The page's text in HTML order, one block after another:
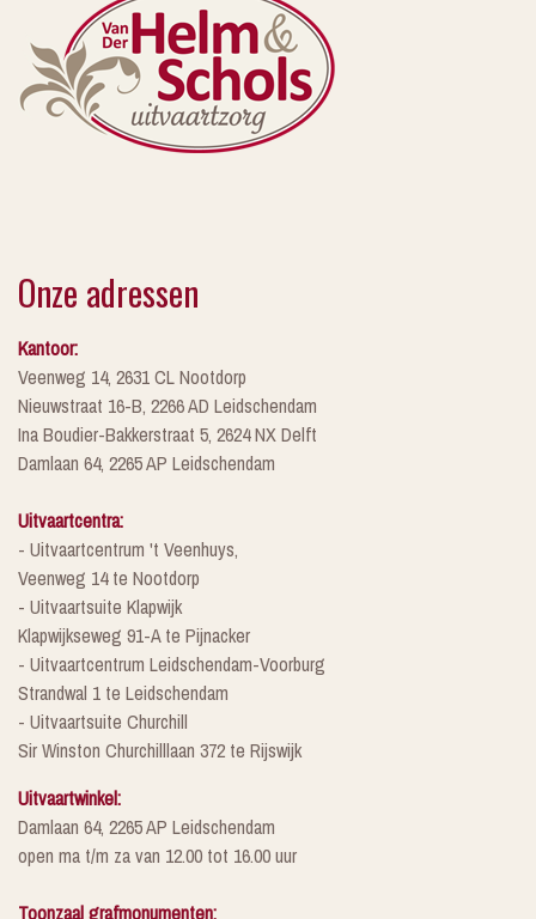
Onze adressen
Kantoor:
Veenweg 14, 2631 CL Nootdorp
Nieuwstraat 16-B, 2266 AD Leidschendam
Ina Boudier-Bakkerstraat 5, 2624 NX Delft
Damlaan 64, 2265 AP Leidschendam
Uitvaartcentra:
- Uitvaartcentrum 't Veenhuys,
Veenweg 14 te Nootdorp
- Uitvaartsuite Klapwijk
Klapwijkseweg 91-A te Pijnacker
- Uitvaartcentrum Leidschendam-Voorburg
Strandwal 1 te Leidschendam
- Uitvaartsuite Churchill
Sir Winston Churchilllaan 372 te Rijswijk
Uitvaartwinkel:
Damlaan 64, 2265 AP Leidschendam
open ma t/m za van 12.00 tot 16.00 uur
Toonzaal grafmonumenten: